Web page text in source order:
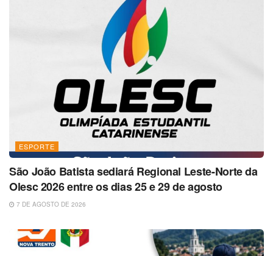
ESPORTE
São João Batista sediará Regional Leste-Norte da
Olesc 2026 entre os dias 25 e 29 de agosto
7 DE AGOSTO DE 2026